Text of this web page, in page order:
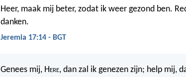
Heer, maak mij beter, zodat ik weer gezond ben.
danken.
Jeremia 17:14 - BGT
Genees mij, Here, dan zal ik genezen zijn; help mij,